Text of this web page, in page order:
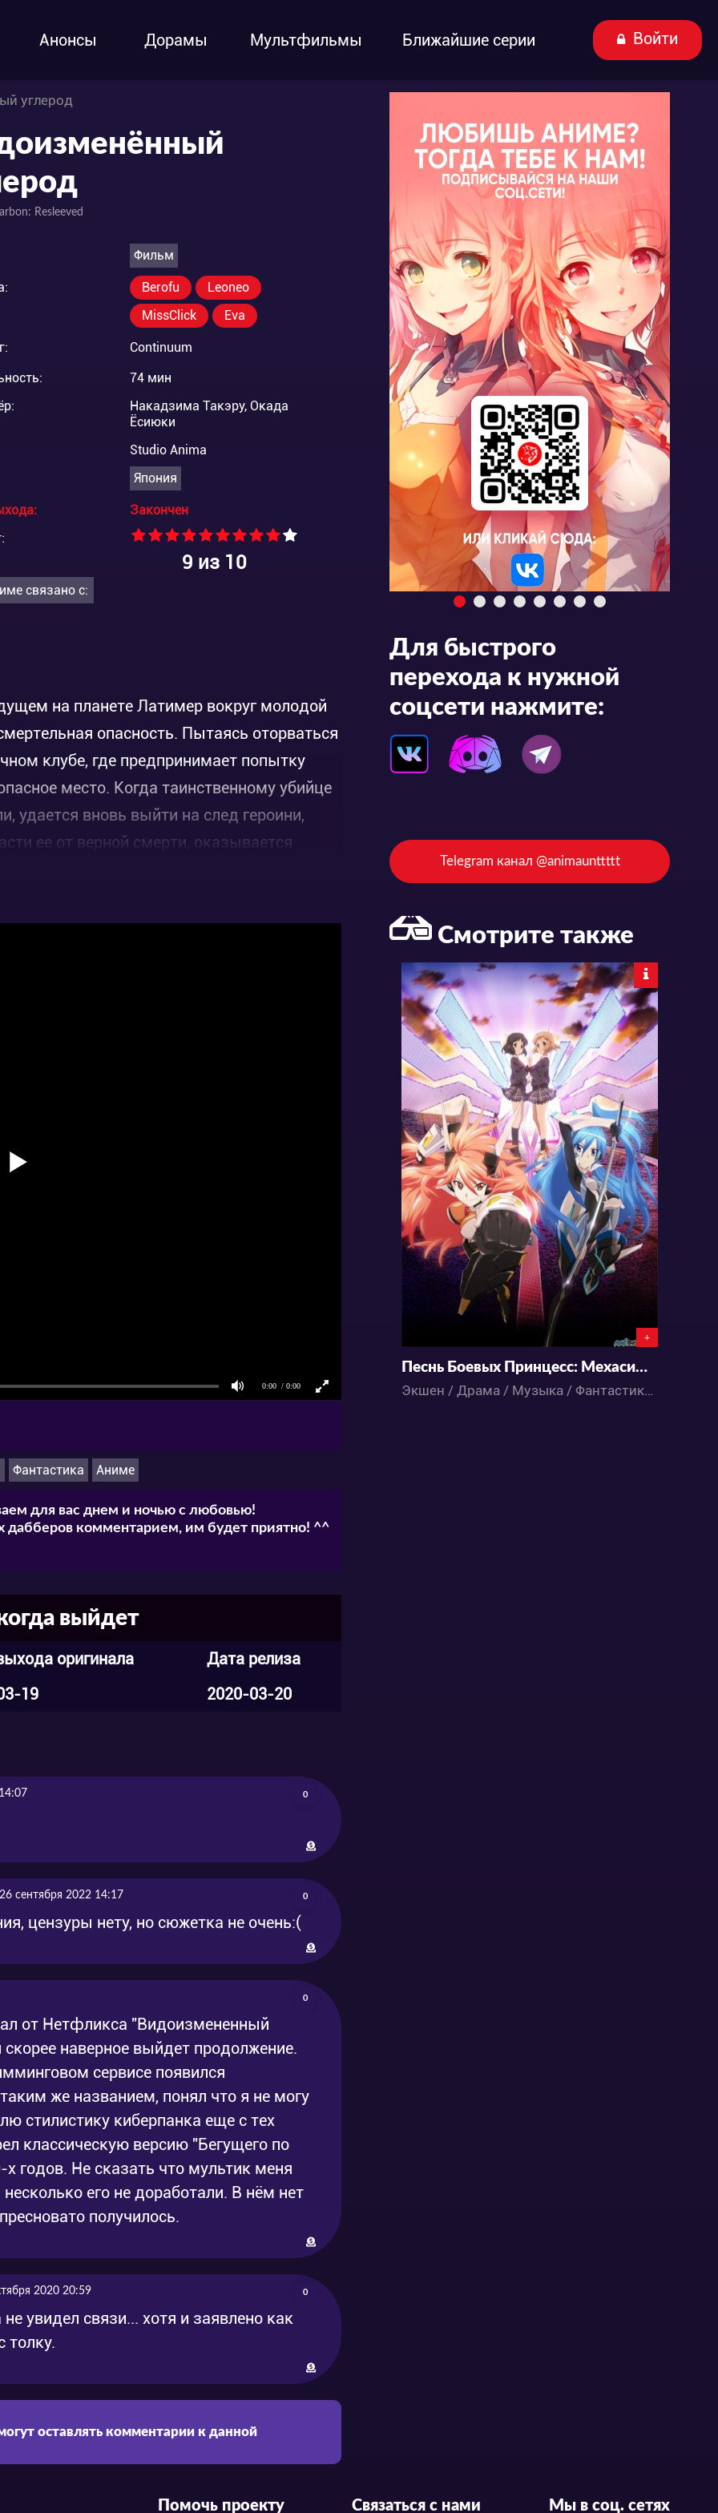
Анонсы Дорамы Мультфильмы Ближайшие серии Войти
углерод
Resleeved
Фильм
Berofu
Leoneo
MissClick
Eva
Continuum
74 мин
Накадзима Такэру, Окада
Ёсиюки
Studio Anima
Япония
Закончен
9 из 10
связано с:
на планете Латимер вокруг молодой
опасность. Пытаясь оторваться
клубе, где предпринимает попытку
место. Когда таинственному убийце
удается вновь выйти на след героини,
ее от верной смерти, оказывается
личные цели..
Фантастика Аниме
для вас днем и ночью с любовью!
дабберов комментарием, им будет приятно! ^^
выйдет
оригинала
Дата релиза
19 2020-03-20
0
26 сентября 2022 14:17 0
цензуры нету, но сюжетка не очень:(
0
от Нетфликса "Видоизмененный
наверное выйдет продолжение.
сервисе появился
же названием, понял что я не могу
стилистику киберпанка еще с тех
классическую версию "Бегущего по
годов. Не сказать что мультик меня
его не доработали. В нём нет
получилось.
2020 20:59 0
увидел связи... хотя и заявлено как
толку.
оставлять комментарии к данной
Для быстрого
перехода к нужной
соцсети нажмите:
Telegram канал @animaunttttt
Смотрите также
+
Песнь Боевых Принцесс: Мехасимфония
Экшен / Драма / Музыка / Фантастика / Аниме
Помочь проекту Связаться с нами Мы в соц. сетях